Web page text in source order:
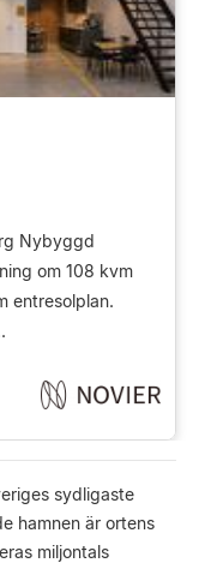
Nybyggd
om 108 kvm
entresolplan.
sydligaste
hamnen är ortens
miljontals